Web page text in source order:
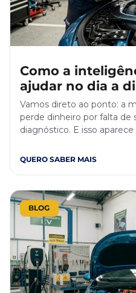
Como a
ajudar no dia a
Vamos direto ao ponto: a
perde dinheiro por falta de
diagnóstico. E isso
QUERO SABER MAIS
BLOG